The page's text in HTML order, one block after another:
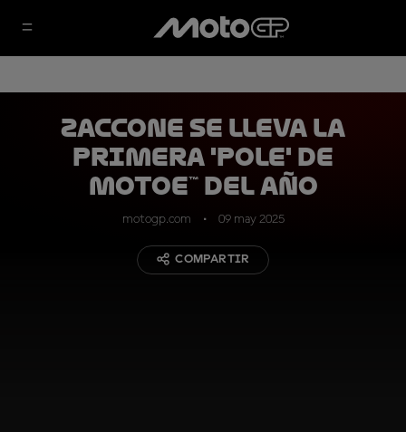
Zaccone se lleva la
primera 'pole' de
MotoE™ del año
motogp.com 09 may 2025
COMPARTIR